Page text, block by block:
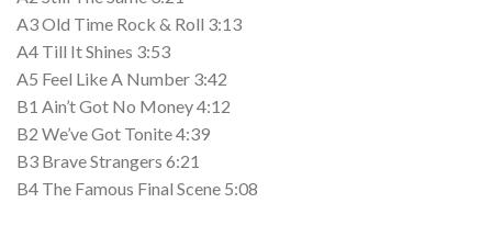
A3 Old Time Rock & Roll 3:13
A4 Till It Shines 3:53
A5 Feel Like A Number 3:42
B1 Ain’t Got No Money 4:12
B2 We’ve Got Tonite 4:39
B3 Brave Strangers 6:21
B4 The Famous Final Scene 5:08